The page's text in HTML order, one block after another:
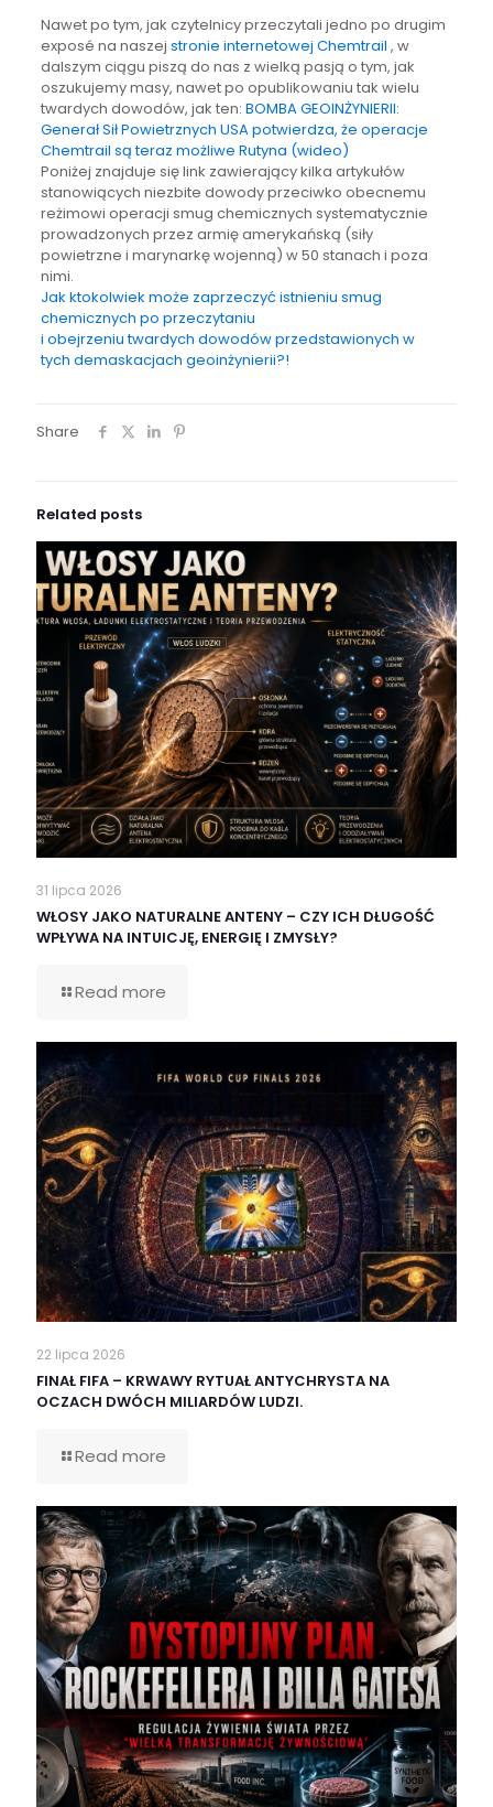
Nawet po tym, jak czytelnicy przeczytali jedno po drugim
exposé na naszej stronie internetowej Chemtrail , w
dalszym ciągu piszą do nas z wielką pasją o tym, jak
oszukujemy masy, nawet po opublikowaniu tak wielu
twardych dowodów, jak ten: BOMBA GEOINŻYNIERII:
Generał Sił Powietrznych USA potwierdza, że operacje
Chemtrail są teraz możliwe Rutyna (wideo)
Poniżej znajduje się link zawierający kilka artykułów
stanowiących niezbite dowody przeciwko obecnemu
reżimowi operacji smug chemicznych systematycznie
prowadzonych przez armię amerykańską (siły
powietrzne i marynarkę wojenną) w 50 stanach i poza
nimi.
Jak ktokolwiek może zaprzeczyć istnieniu smug
chemicznych po przeczytaniu
i obejrzeniu twardych dowodów przedstawionych w
tych demaskacjach geoinżynierii?!
Share
Related posts
31 lipca 2026
WŁOSY JAKO NATURALNE ANTENY – CZY ICH DŁUGOŚĆ
WPŁYWA NA INTUICJĘ, ENERGIĘ I ZMYSŁY?
Read more
22 lipca 2026
FINAŁ FIFA – KRWAWY RYTUAŁ ANTYCHRYSTA NA
OCZACH DWÓCH MILIARDÓW LUDZI.
Read more